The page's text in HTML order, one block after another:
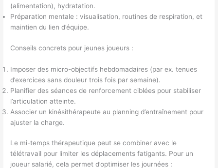
(alimentation), hydratation.
Préparation mentale : visualisation, routines de respiration, et
maintien du lien d’équipe.
Conseils concrets pour jeunes joueurs :
Imposer des micro-objectifs hebdomadaires (par ex. tenues
d’exercices sans douleur trois fois par semaine).
Planifier des séances de renforcement ciblées pour stabiliser
l’articulation atteinte.
Associer un kinésithérapeute au planning d’entraînement pour
ajuster la charge.
Le mi-temps thérapeutique peut se combiner avec le
télétravail pour limiter les déplacements fatigants. Pour un
joueur salarié, cela permet d’optimiser les journées :